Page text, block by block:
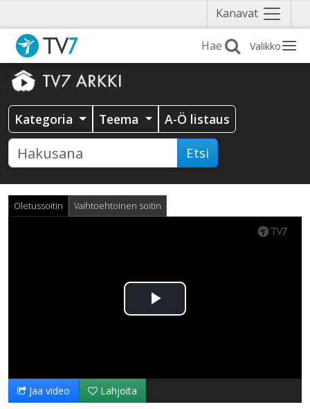
Kanavat Näytä
valikko
Valikko
Kategoria Teema A-Ö listaus
Etsi
Oletussoitin Vaihtoehtoinen soitin
Toista
Jaa video Lahjoita